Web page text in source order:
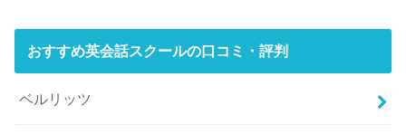
おすすめ英会話スクールの口コミ・評判
ベルリッツ